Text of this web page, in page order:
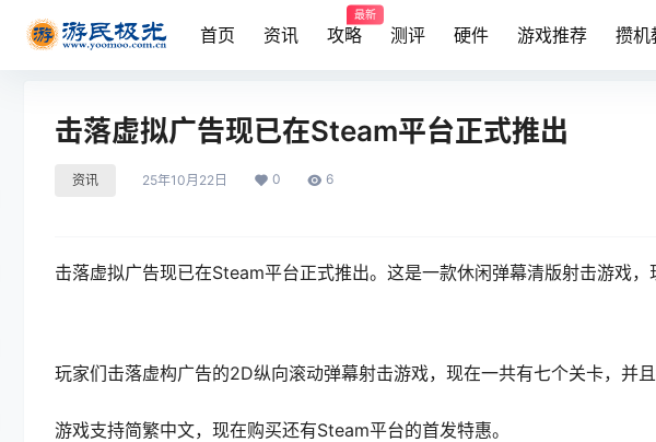
首页 资讯 攻略
最新
测评 硬件 游戏推荐 攒机
击落虚拟广告现已在Steam平台正式推出
资讯 25年10月22日 0 6
击落虚拟广告现已在Steam平台正式推出。这是一款休闲弹幕清版射击游戏，
玩家们击落虚构广告的2D纵向滚动弹幕射击游戏，现在一共有七个关卡，并且
游戏支持简繁中文，现在购买还有Steam平台的首发特惠。